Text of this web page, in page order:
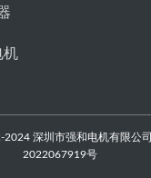
机
深圳市强和电机有限公司
2022067919号